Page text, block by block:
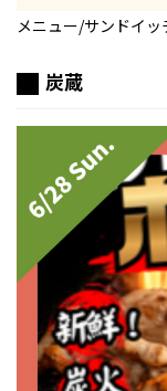
メニュー/サンドイ
炭蔵